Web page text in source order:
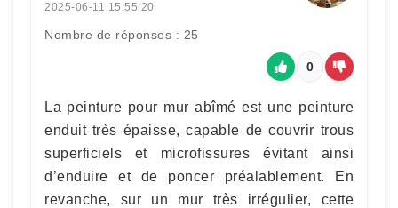
2025-06-11 15:55:20
Nombre de réponses : 25
0
La peinture pour mur abîmé est une peinture
enduit très épaisse, capable de couvrir trous
superficiels et microfissures évitant ainsi
d’enduire et de poncer préalablement. En
revanche, sur un mur très irrégulier, cette